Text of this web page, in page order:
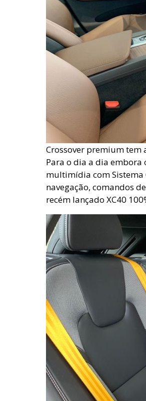
Crossover premium tem
Para o dia a dia embora
multimídia com Sistema
navegação, comandos
recém lançado XC40